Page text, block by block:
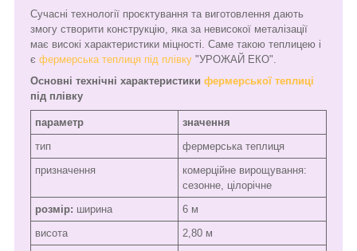
Сучасні технології проєктування та виготовлення дають
змогу створити конструкцію, яка за невисокої металізації
має високі характеристики міцності. Саме такою теплицею і
є фермерська теплиця під плівку "УРОЖАЙ ЕКО".
Основні технічні характеристики фермерської теплиці
під плівку
параметр
значення
тип
фермерська теплиця
призначення
комерційне вирощування:
сезонне, цілорічне
розмір: ширина
6 м
висота
2,80 м